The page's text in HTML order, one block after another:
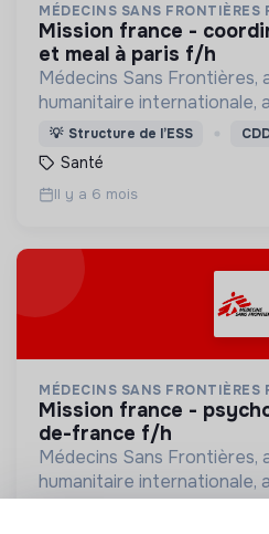
MÉDECINS SANS FRONTIÈRES
mission france - coordinateur programme
et meal à paris f/h
Médecins Sans Frontières,
humanitaire internationale,
médicale à des
menacée.
💡 Structure de l’ESS
Santé
Il y a 6 mois
MÉDECINS SANS FRONTIÈRES
mission france - psychologue projet ile-
de-france f/h
Médecins Sans Frontières,
humanitaire internationale,
médicale à des populations